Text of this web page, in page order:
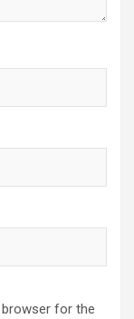
browser for the